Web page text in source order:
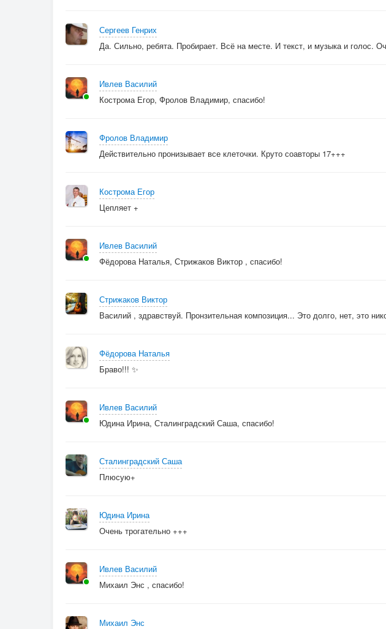
Сергеев Генрих
Да. Сильно, ребята. Пробирает. Всё на месте. И текст, и музыка и голос.
Ивлев Василий
Кострома Егор, Фролов Владимир, спасибо!
Фролов Владимир
Действительно пронизывает все клеточки. Круто соавторы 17+++
Кострома Егор
Цепляет +
Ивлев Василий
Фёдорова Наталья, Стрижаков Виктор , спасибо!
Стрижаков Виктор
Василий , здравствуй. Пронзительная композиция... Это долго, нет, это
Фёдорова Наталья
Браво!!! ✨
Ивлев Василий
Юдина Ирина, Сталинградский Саша, спасибо!
Сталинградский Саша
Плюсую+
Юдина Ирина
Очень трогательно +++
Ивлев Василий
Михаил Энс , спасибо!
Михаил Энс